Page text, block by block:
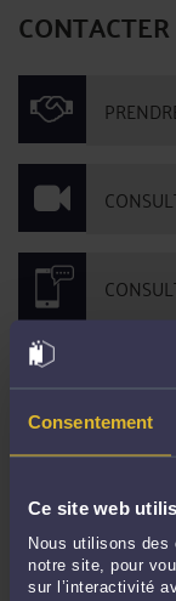
Consentement
Ce site web
Nous utilisons des
notre site, pour
sur l’interactivité
DERNIÈRES
Droit de l'asile:
2 janv. 2023 à 18:03